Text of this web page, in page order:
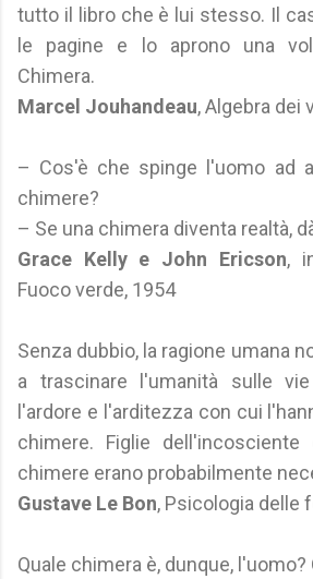
tutto il libro che è lui stesso. Il
le pagine e lo aprono una
Chimera.
Marcel Jouhandeau, Algebra dei
– Cos'è che spinge l'uomo ad
chimere?
– Se una chimera diventa realtà,
Grace Kelly e John Ericson,
Fuoco verde, 1954
Senza dubbio, la ragione umana
a trascinare l'umanità sulle
l'ardore e l'arditezza con cui
chimere. Figlie
chimere erano probabilmente
Gustave Le Bon, Psicologia delle
Quale chimera è, dunque, l'uomo?